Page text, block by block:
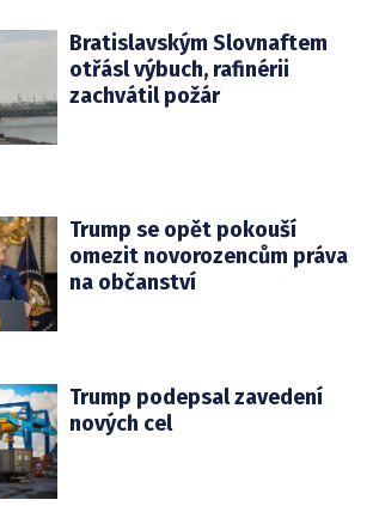
Bratislavským Slovnaftem
otřásl výbuch, rafinérii
zachvátil požár
Trump se opět pokouší
omezit novorozencům práva
na občanství
Trump podepsal zavedení
nových cel